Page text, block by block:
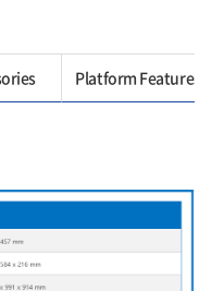
Platform Features